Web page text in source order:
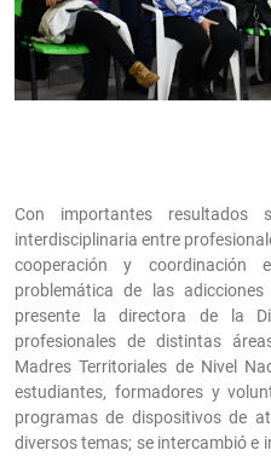
Con importantes
interdisciplinaria entre
cooperación y
problemática de las
presente la directora de la
profesionales de distintas
Madres Territoriales de Nivel
estudiantes, formadores y
programas de dispositivos de
diversos temas; se intercambió